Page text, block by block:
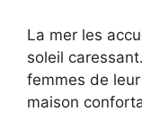
La mer les
soleil
femmes de
maison